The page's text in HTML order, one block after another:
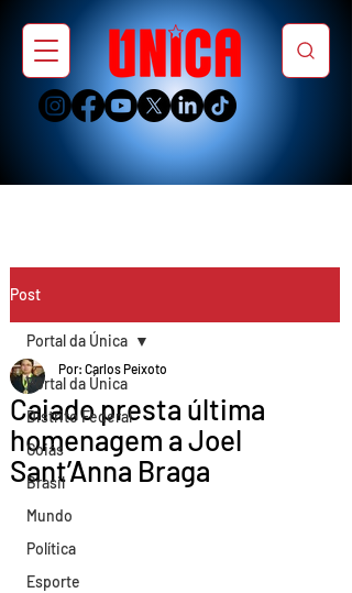
Post
Portal da Única
Distrito Federal
Goiás
Brasil
Mundo
Política
Esporte
Portal da Única
Caiado presta última
homenagem a Joel
Sant’Anna Braga
Por: Carlos Peixoto